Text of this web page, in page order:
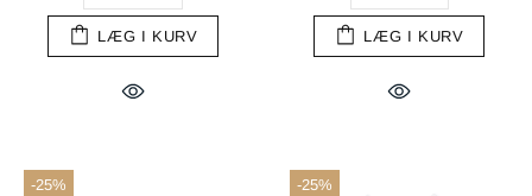
LÆG I KURV LÆG I KURV
-25% -25%